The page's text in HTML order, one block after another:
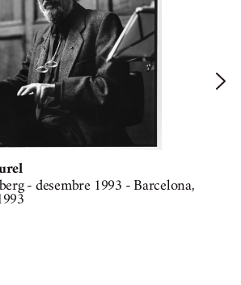
- desembre 1993 - Barcelona,